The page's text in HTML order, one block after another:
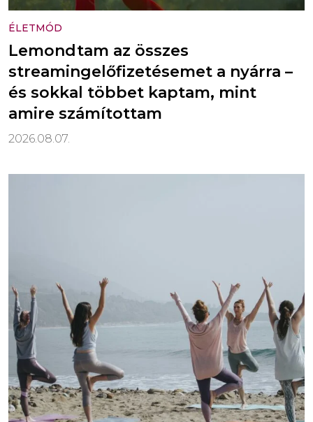
ÉLETMÓD
Lemondtam az összes
streamingelőfizetésemet a nyárra –
és sokkal többet kaptam, mint
amire számítottam
2026.08.07.